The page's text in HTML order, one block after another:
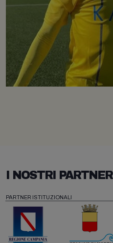
I NOSTRI PARTNER
PARTNER ISTITUZIONALI